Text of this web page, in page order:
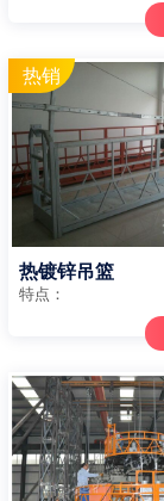
热镀锌吊篮
特点：